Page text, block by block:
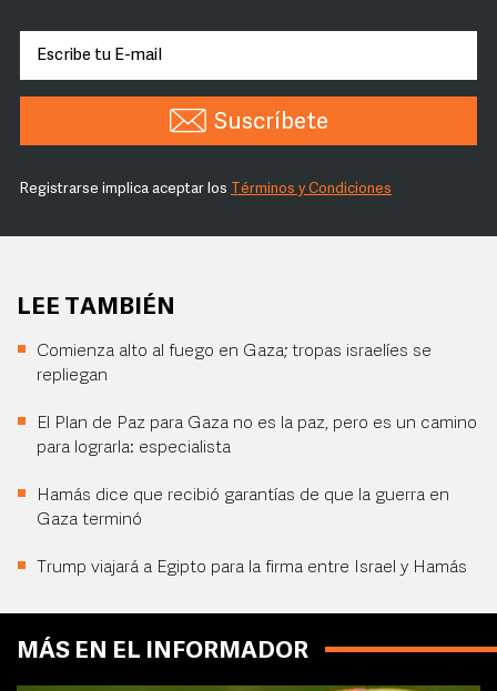
Suscríbete
Registrarse implica aceptar los Términos y Condiciones
LEE TAMBIÉN
Comienza alto al fuego en Gaza; tropas israelíes se
repliegan
El Plan de Paz para Gaza no es la paz, pero es un camino
para lograrla: especialista
Hamás dice que recibió garantías de que la guerra en
Gaza terminó
Trump viajará a Egipto para la firma entre Israel y Hamás
MÁS EN EL INFORMADOR